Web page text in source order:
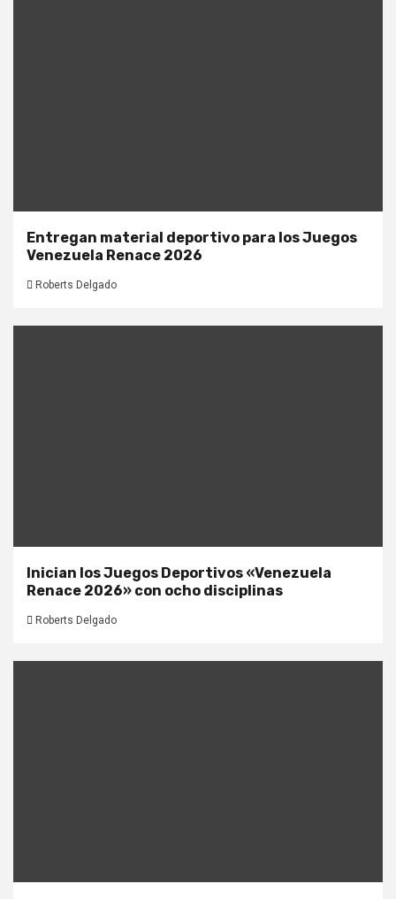
Entregan material deportivo para los Juegos
Venezuela Renace 2026
Roberts Delgado
Inician los Juegos Deportivos «Venezuela
Renace 2026» con ocho disciplinas
Roberts Delgado